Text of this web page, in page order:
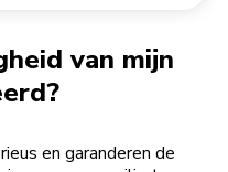
van mijn
en garanderen de